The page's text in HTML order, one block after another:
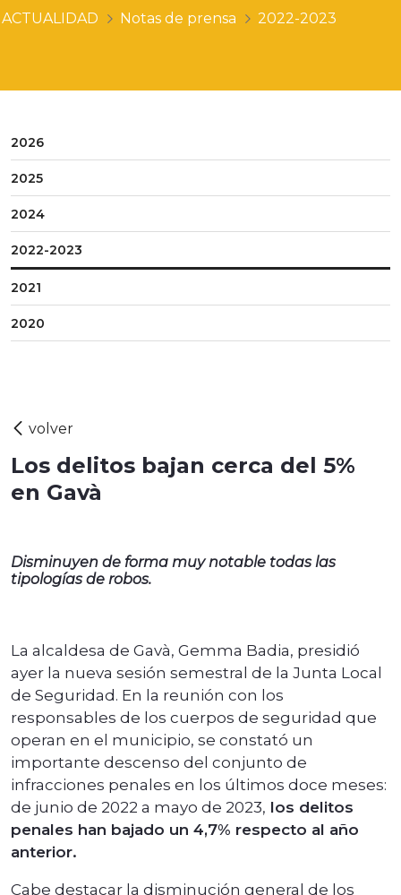
ACTUALIDAD Notas de prensa 2022-2023
2026
2025
2024
2022-2023
2021
2020
Los delitos bajan cerca del 5%
en Gavà
Disminuyen de forma muy notable todas las
tipologías de robos.
La alcaldesa de Gavà, Gemma Badia, presidió
ayer la nueva sesión semestral de la Junta Local
de Seguridad. En la reunión con los
responsables de los cuerpos de seguridad que
operan en el municipio, se constató un
importante descenso del conjunto de
infracciones penales en los últimos doce meses:
de junio de 2022 a mayo de 2023, los delitos
penales han bajado un 4,7% respecto al año
anterior.
Cabe destacar la disminución general de los